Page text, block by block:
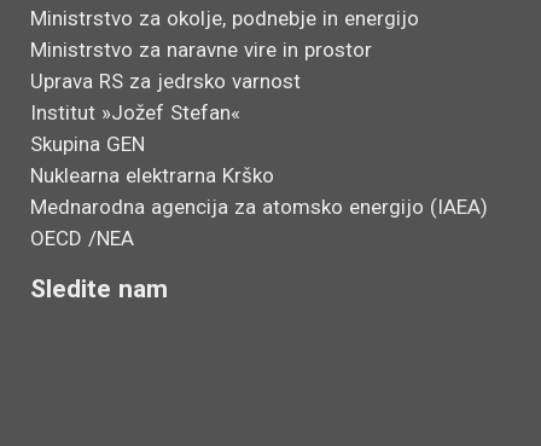
Ministrstvo za okolje, podnebje in energijo
Ministrstvo za naravne vire in prostor
Uprava RS za jedrsko varnost
Institut »Jožef Stefan«
Skupina GEN
Nuklearna elektrarna Krško
Mednarodna agencija za atomsko energijo (IAEA)
OECD /NEA
Sledite nam